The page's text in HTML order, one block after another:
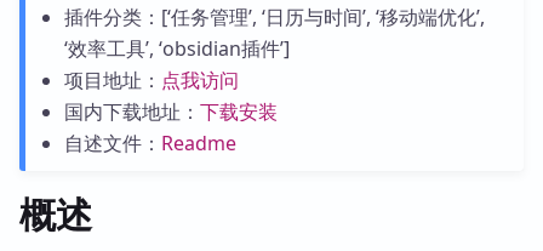
插件分类：[‘任务管理’, ‘日历与时间’, ‘移动端优化’,
‘效率工具’, ‘obsidian插件’]
项目地址： 点我访问
国内下载地址： 下载安装
自述文件： Readme
概述